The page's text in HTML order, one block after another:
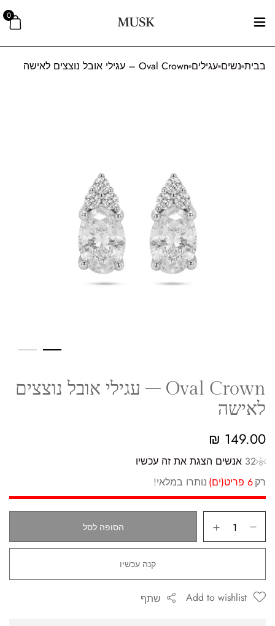
0
בבית נשים עגילים Oval Crown – עגילי אובל נוצצים לאישה
Oval Crown – עגילי אובל נוצצים
לאישה
149.00
₪
32 אנשים הצגת את זה עכשיו
רק6 פריט(ים) נותרו במלאי!
הסופה לסל
קנה עכשיו
Add to wishlist שתף